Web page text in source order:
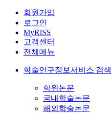
회원가입
로그인
MyRISS
고객센터
전체메뉴
학술연구정보서비스 검색
학위논문
국내학술논문
해외학술논문